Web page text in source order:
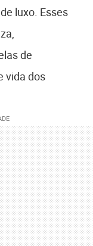
luxo. Esses
de
vida dos